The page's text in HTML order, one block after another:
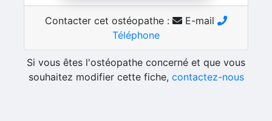
Contacter cet ostéopathe :
E-mail
Téléphone
Si vous êtes l'ostéopathe concerné et que vous
souhaitez modifier cette fiche, contactez-nous